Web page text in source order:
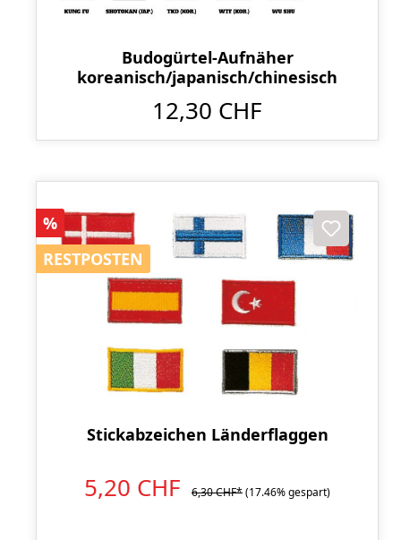
Budogürtel-Aufnäher
koreanisch/japanisch/chinesisch
12,30 CHF
Rabatt
%
RESTPOSTEN
RESTPOSTEN
Stickabzeichen Länderflaggen
5,20 CHF 6,30 CHF*(17.46% gespart)